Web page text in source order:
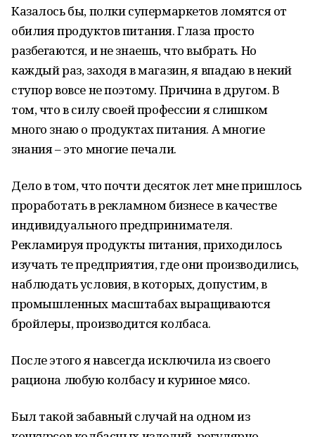
Казалось бы, полки супермаркетов ломятся от
обилия продуктов питания. Глаза просто
разбегаются, и не знаешь, что выбрать. Но
каждый раз, заходя в магазин, я впадаю в некий
ступор вовсе не поэтому. Причина в другом. В
том, что в силу своей профессии я слишком
много знаю о продуктах питания. А многие
знания – это многие печали.
Дело в том, что почти десяток лет мне пришлось
проработать в рекламном бизнесе в качестве
индивидуального предпринимателя.
Рекламируя продукты питания, приходилось
изучать те предприятия, где они производились,
наблюдать условия, в которых, допустим, в
промышленных масштабах выращиваются
бройлеры, производится колбаса.
После этого я навсегда исключила из своего
рациона любую колбасу и куриное мясо.
Был такой забавный случай на одном из